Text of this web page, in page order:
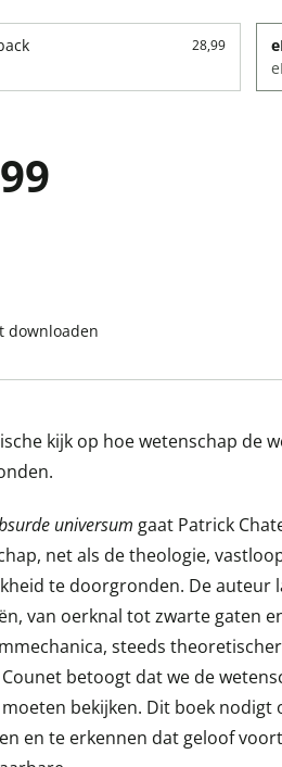
28,99
downloaden
kijk op hoe wetenschap de
universum gaat Patrick
net als de theologie,
te doorgronden. De auteur
van oerknal tot zwarte gaten
steeds
betoogt dat we de
bekijken. Dit boek
en te erkennen dat geloof